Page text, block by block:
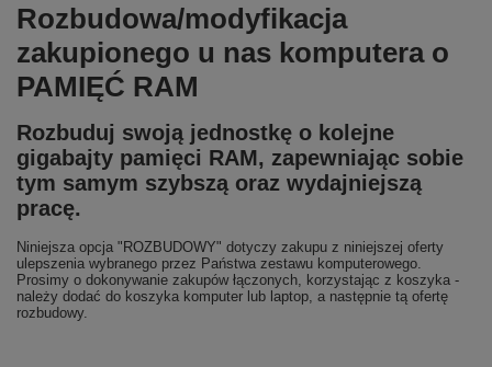
Rozbudowa/modyfikacja
zakupionego u nas komputera o
PAMIĘĆ RAM
Rozbuduj swoją jednostkę o kolejne
gigabajty pamięci RAM, zapewniając sobie
tym samym szybszą oraz wydajniejszą
pracę.
Niniejsza opcja "ROZBUDOWY" dotyczy zakupu z niniejszej oferty
ulepszenia wybranego przez Państwa zestawu komputerowego.
Prosimy o dokonywanie zakupów łączonych, korzystając z koszyka -
należy dodać do koszyka komputer lub laptop, a następnie tą ofertę
rozbudowy.